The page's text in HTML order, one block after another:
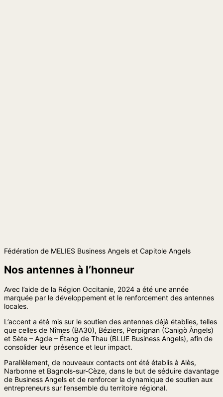
Fédération de MELIES Business Angels et Capitole Angels
Nos antennes à l’honneur
Avec l’aide de la Région Occitanie, 2024 a été une année
marquée par le développement et le renforcement des antennes
locales.
L’accent a été mis sur le soutien des antennes déjà établies, telles
que celles de Nîmes (BA30), Béziers, Perpignan (Canigò Àngels)
et Sète – Agde – Étang de Thau (BLUE Business Angels), afin de
consolider leur présence et leur impact.
Parallèlement, de nouveaux contacts ont été établis à Alès,
Narbonne et Bagnols-sur-Cèze, dans le but de séduire davantage
de Business Angels et de renforcer la dynamique de soutien aux
entrepreneurs sur l’ensemble du territoire régional.